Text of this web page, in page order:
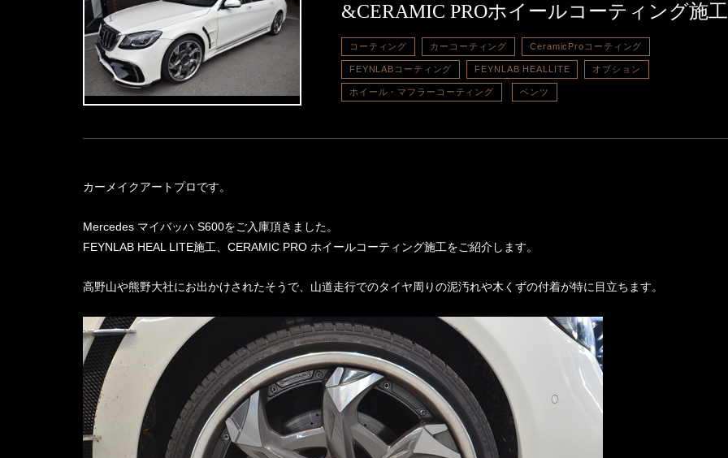
&CERAMIC PROホイールコーティング施工
コーティング カーコーティング CeramicProコーティング
FEYNLABコーティング FEYNLAB HEALLITE オプション
ホイール・マフラーコーティング ベンツ
カーメイクアートプロです。
Mercedes マイバッハ S600をご入庫頂きました。
FEYNLAB HEAL LITE施工、CERAMIC PRO ホイールコーティング施工をご紹介します。
高野山や熊野大社にお出かけされたそうで、山道走行でのタイヤ周りの泥汚れや木くずの付着が特に目立ちます。